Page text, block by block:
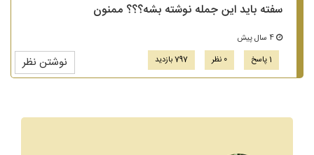
سفته باید این جمله نوشته بشه؟؟؟ ممنون
1 پاسخ
0 نظر 797 بازدید نوشتن نظر